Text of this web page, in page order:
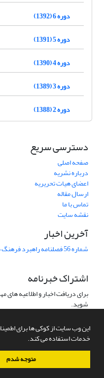
این وب سایت از کوکی ها برای
خدمات استفاده می کند.
متوجه شدم
دوره 6 (1392)
دوره 5 (1391)
دوره 4 (1390)
دوره 3 (1389)
دوره 2 (1388)
دسترسی سریع
صفحه اصلی
درباره نشریه
اعضای هیات تحریریه
ارسال مقاله
تماس با ما
نقشه سایت
آخرین اخبار
شماره 56 فصلنامه راهبرد فرهنگ منتشر شد
اشتراک خبرنامه
برای دریافت اخبار و اطلاعیه
شوید.
سامانه مدیریت نشریات علمی.